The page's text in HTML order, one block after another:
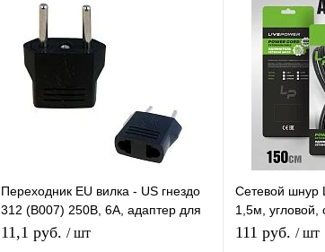
Переходник EU вилка - US гнездо
312 (B007) 250В, 6А, адаптер для
розетки тип-C на тип-A
11,1 руб. / шт
Сетевой шнур
1,5м, угловой,
системного
111 руб. / шт